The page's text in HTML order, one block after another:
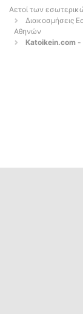
Αετοί των
Διακοσμήσεις
Αθηνών
Katoikein.com